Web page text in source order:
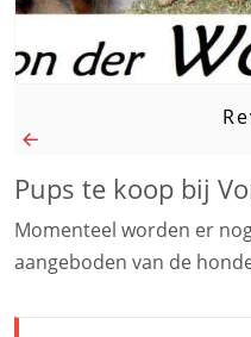
Pups te koop bij
Momenteel worden er
aangeboden van de